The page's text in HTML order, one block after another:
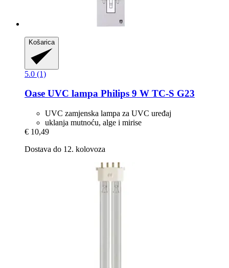
Košarica
5.0 (1)
Oase UVC lampa Philips 9 W TC-​S G23
UVC zamjenska lampa za UVC uređaj
uklanja mutnoću, alge i mirise
€ 10,49
Dostava do 12. kolovoza